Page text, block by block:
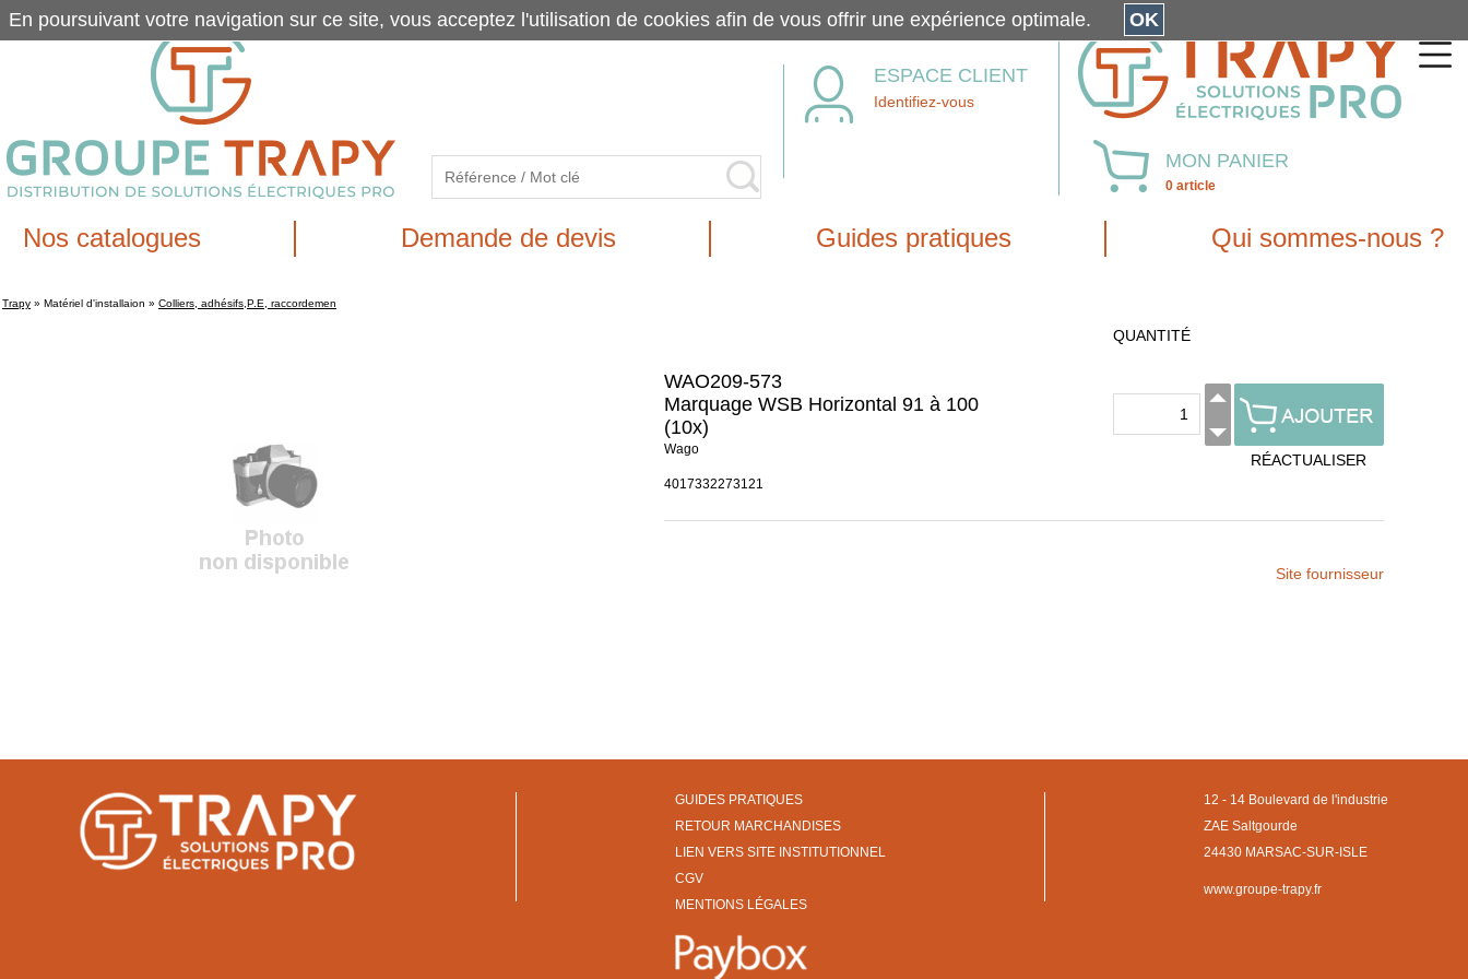
ESPACE CLIENT
Identifiez-vous
MON PANIER
0 article
Nos catalogues Demande de devis Guides pratiques Qui sommes-nous ?
Trapy » Matériel d'installaion » Colliers, adhésifs,P.E, raccordemen
WAO209-573
Marquage WSB Horizontal 91 à 100
(10x)
Wago
4017332273121
QUANTITÉ
RÉACTUALISER
Site fournisseur
GUIDES PRATIQUES
RETOUR MARCHANDISES
LIEN VERS SITE INSTITUTIONNEL
CGV
MENTIONS LÉGALES
12 - 14 Boulevard de l'industrie
ZAE Saltgourde
24430 MARSAC-SUR-ISLE
www.groupe-trapy.fr
En poursuivant votre navigation sur ce site, vous acceptez l'utilisation de cookies afin de vous offrir une expérience optimale. OK